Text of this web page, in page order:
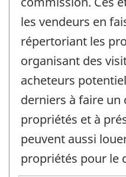
les vendeurs en
répertoriant les
organisant des
acheteurs
derniers à faire un
propriétés et à
peuvent aussi
propriétés pour le